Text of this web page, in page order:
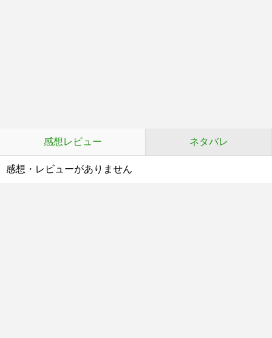
感想レビュー ネタバレ
感想・レビューがありません